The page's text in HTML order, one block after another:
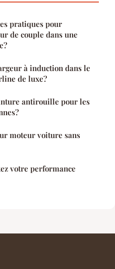
pratiques pour
de couple dans une
à induction dans le
de luxe?
antirouille pour les
moteur voiture sans
votre performance